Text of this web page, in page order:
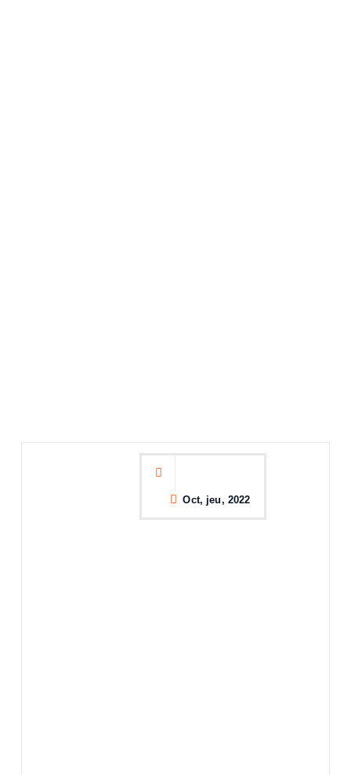
Oct, jeu, 2022